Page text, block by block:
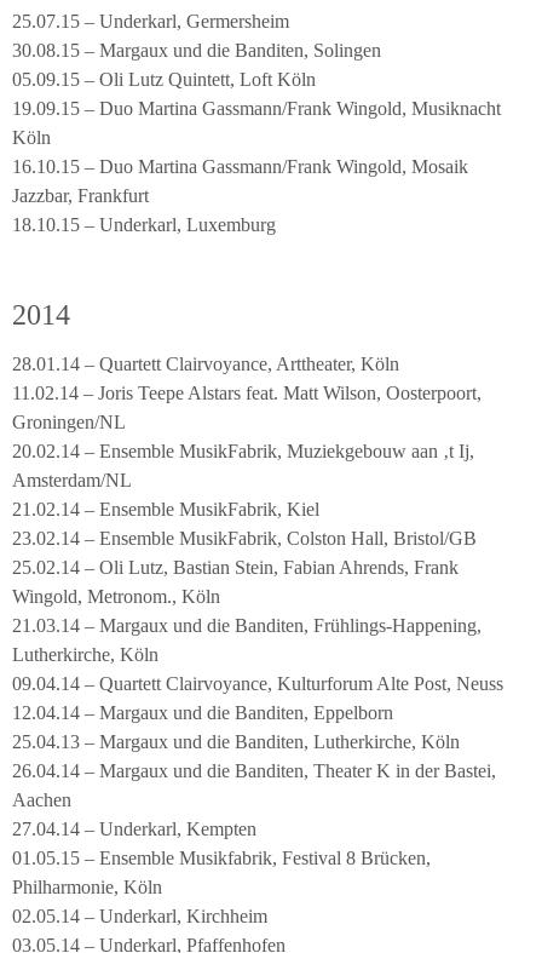
25.07.15 – Underkarl, Germersheim
30.08.15 – Margaux und die Banditen, Solingen
05.09.15 – Oli Lutz Quintett, Loft Köln
19.09.15 – Duo Martina Gassmann/Frank Wingold, Musiknacht
Köln
16.10.15 – Duo Martina Gassmann/Frank Wingold, Mosaik
Jazzbar, Frankfurt
18.10.15 – Underkarl, Luxemburg
2014
28.01.14 – Quartett Clairvoyance, Arttheater, Köln
11.02.14 – Joris Teepe Alstars feat. Matt Wilson, Oosterpoort,
Groningen/NL
20.02.14 – Ensemble MusikFabrik, Muziekgebouw aan ‚t Ij,
Amsterdam/NL
21.02.14 – Ensemble MusikFabrik, Kiel
23.02.14 – Ensemble MusikFabrik, Colston Hall, Bristol/GB
25.02.14 – Oli Lutz, Bastian Stein, Fabian Ahrends, Frank
Wingold, Metronom., Köln
21.03.14 – Margaux und die Banditen, Frühlings-Happening,
Lutherkirche, Köln
09.04.14 – Quartett Clairvoyance, Kulturforum Alte Post, Neuss
12.04.14 – Margaux und die Banditen, Eppelborn
25.04.13 – Margaux und die Banditen, Lutherkirche, Köln
26.04.14 – Margaux und die Banditen, Theater K in der Bastei,
Aachen
27.04.14 – Underkarl, Kempten
01.05.15 – Ensemble Musikfabrik, Festival 8 Brücken,
Philharmonie, Köln
02.05.14 – Underkarl, Kirchheim
03.05.14 – Underkarl, Pfaffenhofen